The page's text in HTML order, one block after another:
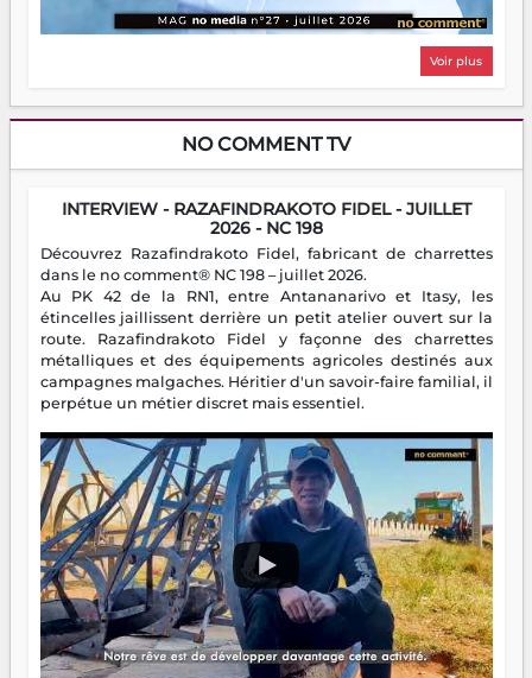
Voir plus
NO COMMENT TV
INTERVIEW - RAZAFINDRAKOTO FIDEL - JUILLET
2026 - NC 198
Découvrez Razafindrakoto Fidel, fabricant de charrettes
dans le no comment® NC 198 – juillet 2026.
Au PK 42 de la RN1, entre Antananarivo et Itasy, les
étincelles jaillissent derrière un petit atelier ouvert sur la
route. Razafindrakoto Fidel y façonne des charrettes
métalliques et des équipements agricoles destinés aux
campagnes malgaches. Héritier d'un savoir-faire familial, il
perpétue un métier discret mais essentiel.